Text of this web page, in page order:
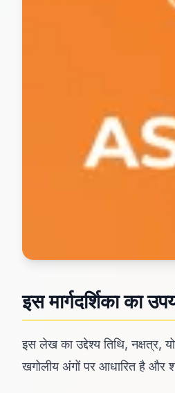
इस मार्गदर्शिका का
इस लेख का उद्देश्य तिथि,
खगोलीय अंगों पर आधारित है और